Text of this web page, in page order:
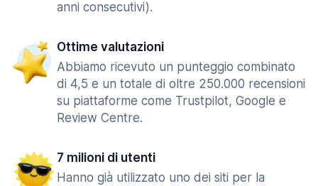
anni consecutivi).
Ottime valutazioni
Abbiamo ricevuto un punteggio combinato
di 4,5 e un totale di oltre 250.000 recensioni
su piattaforme come Trustpilot, Google e
Review Centre.
7 milioni di utenti
Hanno già utilizzato uno dei siti per la